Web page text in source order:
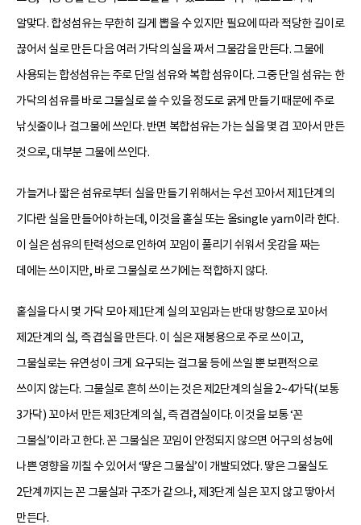
알맞다. 합성섬유는 무한히 길게 뽑을 수 있지만 필요에 따라 적당한 길이로
끊어서 실로 만든 다음 여러 가닥의 실을 짜서 그물감을 만든다. 그물에
사용되는 합성섬유는 주로 단일 섬유와 복합 섬유이다. 그중 단일 섬유는 한
가닥의 섬유를 바로 그물실로 쓸 수 있을 정도로 굵게 만들기 때문에 주로
낚싯줄이나 걸그물에 쓰인다. 반면 복합섬유는 가는 실을 몇 겹 꼬아서 만든
것으로, 대부분 그물에 쓰인다.
가늘거나 짧은 섬유로부터 실을 만들기 위해서는 우선 꼬아서 제1단계의
기다란 실을 만들어야 하는데, 이것을 홑실 또는 올single yarn이라 한다.
이 실은 섬유의 탄력성으로 인하여 꼬임이 풀리기 쉬워서 옷감을 짜는
데에는 쓰이지만, 바로 그물실로 쓰기에는 적합하지 않다.
홑실을 다시 몇 가닥 모아 제1단계 실의 꼬임과는 반대 방향으로 꼬아서
제2단계의 실, 즉 겹실을 만든다. 이 실은 재봉용으로 주로 쓰이고,
그물실로는 유연성이 크게 요구되는 걸그물 등에 쓰일 뿐 보편적으로
쓰이지 않는다. 그물실로 흔히 쓰이는 것은 제2단계의 실을 2~4가닥(보통
3가닥) 꼬아서 만든 제3단계의 실, 즉 겹겹실이다. 이것을 보통 ‘꼰
그물실’이라고 한다. 꼰 그물실은 꼬임이 안정되지 않으면 어구의 성능에
나쁜 영향을 끼칠 수 있어서 ‘땋은 그물실’이 개발되었다. 땋은 그물실도
2단계까지는 꼰 그물실과 구조가 같으나, 제3단계 실은 꼬지 않고 땋아서
만든다.